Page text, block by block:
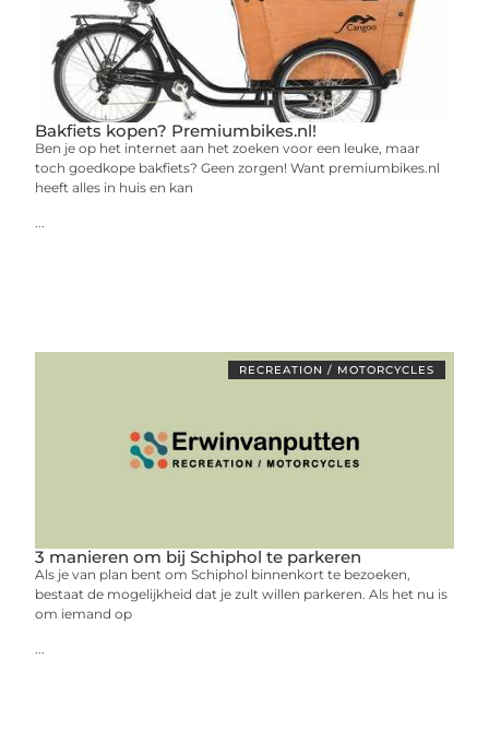
Bakfiets kopen? Premiumbikes.nl!
Ben je op het internet aan het zoeken voor een leuke, maar
toch goedkope bakfiets? Geen zorgen! Want premiumbikes.nl
heeft alles in huis en kan
RECREATION / MOTORCYCLES
3 manieren om bij Schiphol te parkeren
Als je van plan bent om Schiphol binnenkort te bezoeken,
bestaat de mogelijkheid dat je zult willen parkeren. Als het nu is
om iemand op